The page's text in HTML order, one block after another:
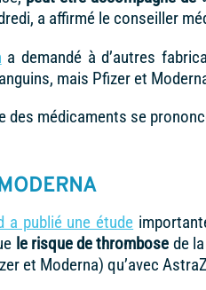
a affirmé le conseiller
a demandé à d’autres
mais Pfizer et
des médicaments se
a publié une étude
le risque de thrombose de
et Moderna) qu’avec